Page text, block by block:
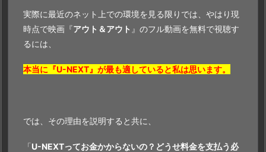
実際に最近のネット上での環境を見る限りでは、やはり現
時点で映画『アウト＆アウト 』のフル動画を無料で視聴す
るには、
本当に『U-NEXT』が最も適していると私は思います。
では、その理由を説明すると共に、
「U-NEXTってお金かからないの？どうせ料金を支払う必